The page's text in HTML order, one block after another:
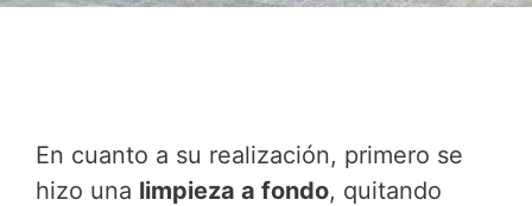
En cuanto a su realización, primero se
hizo una limpieza a fondo, quitando